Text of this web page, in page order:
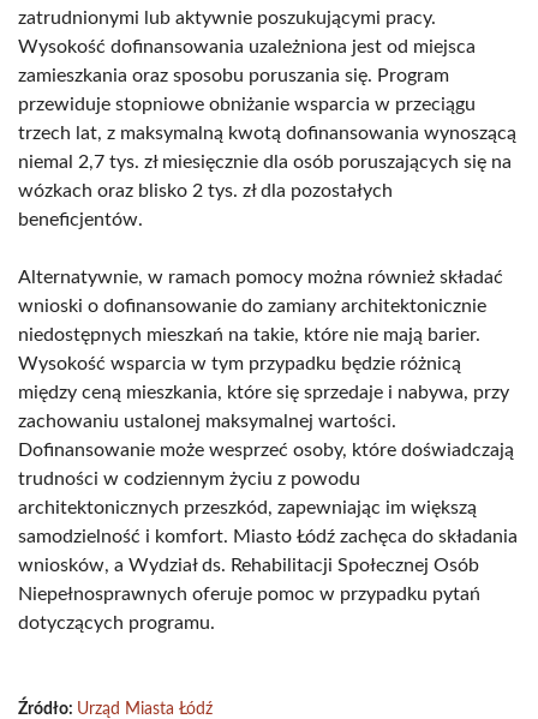
zatrudnionymi lub aktywnie poszukującymi pracy.
Wysokość dofinansowania uzależniona jest od miejsca
zamieszkania oraz sposobu poruszania się. Program
przewiduje stopniowe obniżanie wsparcia w przeciągu
trzech lat, z maksymalną kwotą dofinansowania wynoszącą
niemal 2,7 tys. zł miesięcznie dla osób poruszających się na
wózkach oraz blisko 2 tys. zł dla pozostałych
beneficjentów.
Alternatywnie, w ramach pomocy można również składać
wnioski o dofinansowanie do zamiany architektonicznie
niedostępnych mieszkań na takie, które nie mają barier.
Wysokość wsparcia w tym przypadku będzie różnicą
między ceną mieszkania, które się sprzedaje i nabywa, przy
zachowaniu ustalonej maksymalnej wartości.
Dofinansowanie może wesprzeć osoby, które doświadczają
trudności w codziennym życiu z powodu
architektonicznych przeszkód, zapewniając im większą
samodzielność i komfort. Miasto Łódź zachęca do składania
wniosków, a Wydział ds. Rehabilitacji Społecznej Osób
Niepełnosprawnych oferuje pomoc w przypadku pytań
dotyczących programu.
Źródło: Urząd Miasta Łódź